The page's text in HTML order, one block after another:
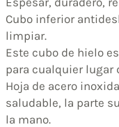
Cubo inferior
limpiar.
Este cubo de hielo
para cualquier lugar
Hoja de acero
saludable, la parte
la mano.